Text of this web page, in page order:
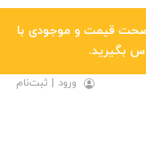
صحت قیمت و موجودی با
ورود | ثبت‌نام